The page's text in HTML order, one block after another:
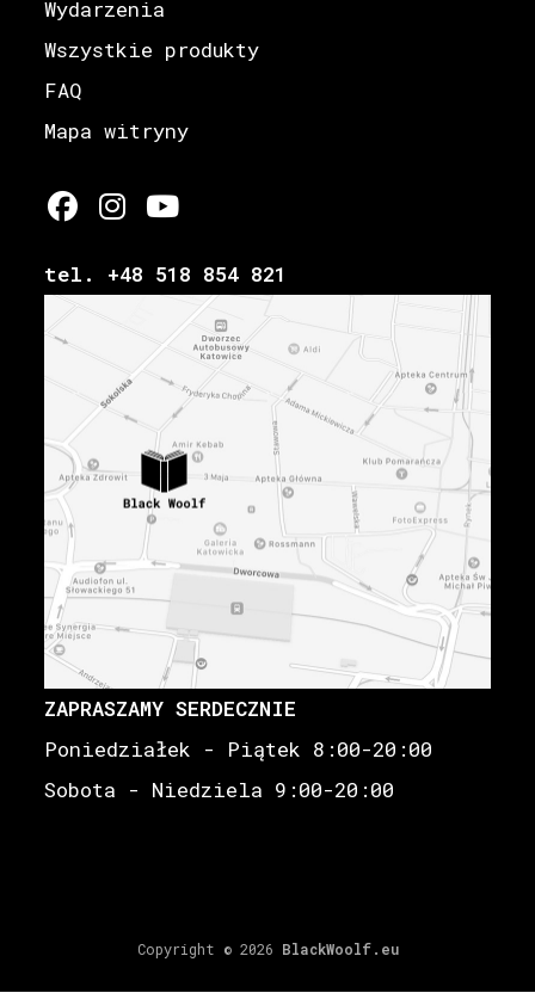
Wydarzenia
Wszystkie produkty
FAQ
Mapa witryny
tel. +48 518 854 821
ZAPRASZAMY SERDECZNIE
Poniedziałek - Piątek 8:00-20:00
Sobota - Niedziela 9:00-20:00
Copyright © 2026 BlackWoolf.eu